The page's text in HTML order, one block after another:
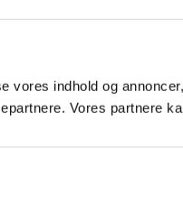
vores indhold og
Vores partnere